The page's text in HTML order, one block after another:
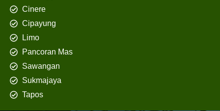
Cinere
Cipayung
Limo
Pancoran Mas
Sawangan
Sukmajaya
Tapos